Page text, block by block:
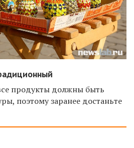
продукты должны быть
поэтому заранее достаньте